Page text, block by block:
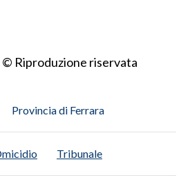
© Riproduzione riservata
Provincia di Ferrara
Tribunale